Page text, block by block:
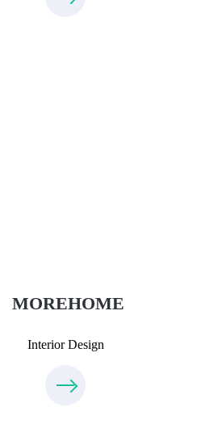
MOREHOME
Interior Design